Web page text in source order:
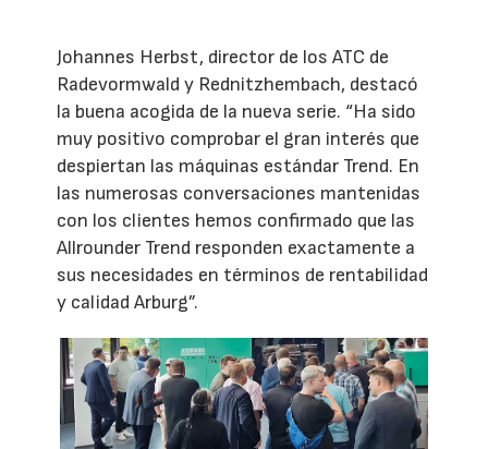
Johannes Herbst, director de los ATC de
Radevormwald y Rednitzhembach, destacó
la buena acogida de la nueva serie. “Ha sido
muy positivo comprobar el gran interés que
despiertan las máquinas estándar Trend. En
las numerosas conversaciones mantenidas
con los clientes hemos confirmado que las
Allrounder Trend responden exactamente a
sus necesidades en términos de rentabilidad
y calidad Arburg”.